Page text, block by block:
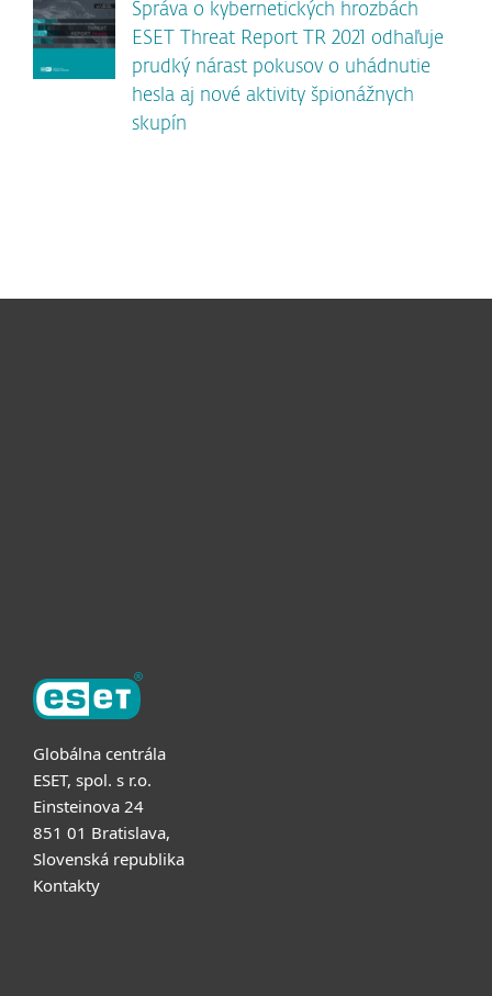
Správa o kybernetických hrozbách
ESET Threat Report TR 2021 odhaľuje
prudký nárast pokusov o uhádnutie
hesla aj nové aktivity špionážnych
skupín
Globálna centrála
ESET, spol. s r.o.
Einsteinova 24
851 01 Bratislava,
Slovenská republika
Kontakty